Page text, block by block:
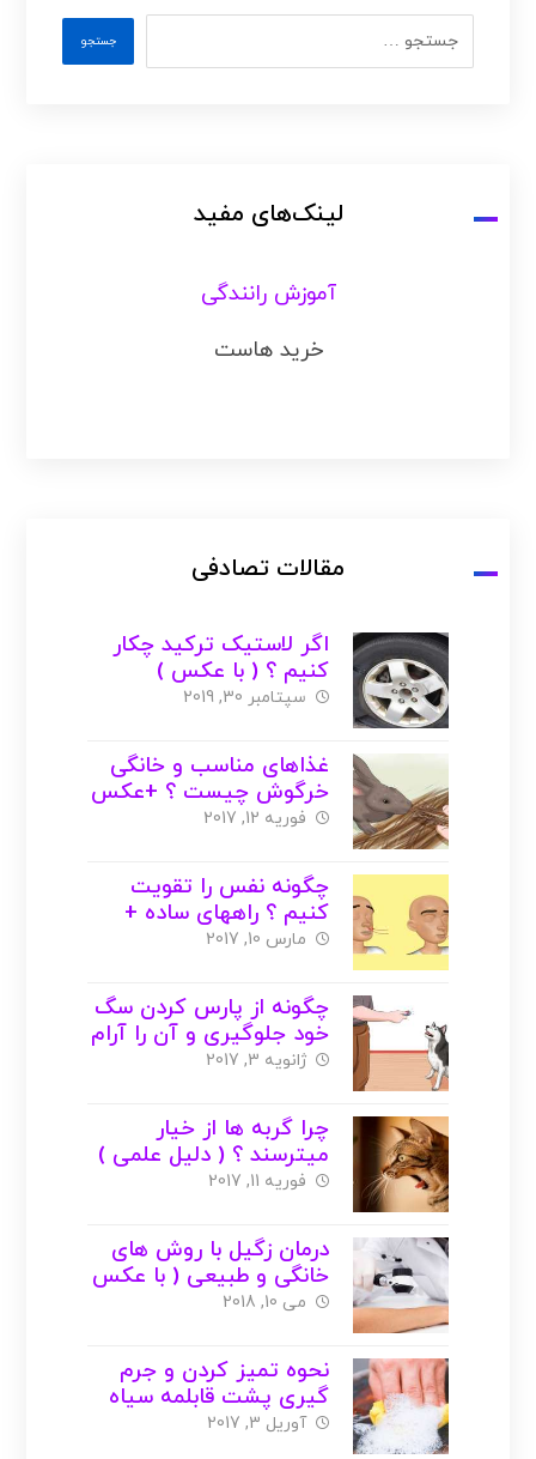
لینک‌های مفید
آموزش رانندگی
خرید هاست
مقالات تصادفی
اگر لاستیک ترکید چکار
کنیم ؟ ( با عکس )
سپتامبر 30, 2019
غذاهای مناسب و خانگی
خرگوش چیست ؟ +عکس
+ ویدیو
فوریه 12, 2017
چگونه نفس را تقویت
کنیم ؟ راههای ساده +
عکس
مارس 10, 2017
چگونه از پارس کردن سگ
خود جلوگیری و آن را آرام
کنیم ؟ + عکس
ژانویه 3, 2017
چرا گربه ها از خیار
میترسند ؟ ( دلیل علمی )
+ عکس + ویدئو
فوریه 11, 2017
درمان زگیل با روش های
خانگی و طبیعی ( با عکس
)
می 10, 2018
نحوه تمیز کردن و جرم
گیری پشت قابلمه سیاه
شده ( با عکس )
آوریل 3, 2017